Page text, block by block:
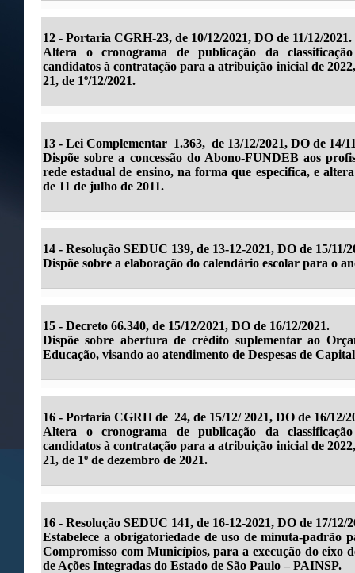
12 - Portaria CGRH-23, de 10/12/2021, DO de 11/12/2021.
Altera o cronograma de publicação da
candidatos à contratação para a atribuição inicial de
21, de 1º/12/2021.
13 - Lei Complementar 1.363, de 13/12/2021, DO de 14/
Dispõe sobre a concessão do Abono-FUNDEB aos
rede estadual de ensino, na forma que especifica, e
de 11 de julho de 2011.
14 - Resolução SEDUC 139, de 13-12-2021, DO de 15/11/
Dispõe sobre a elaboração do calendário escolar para o
15 - Decreto 66.340, de 15/12/2021, DO de 16/12/2021.
Dispõe sobre abertura de crédito suplementar ao
Educação, visando ao atendimento de Despesas de
16 - Portaria CGRH de 24, de 15/12/ 2021, DO de 16/12/
Altera o cronograma de publicação da
candidatos à contratação para a atribuição inicial de
21, de 1º de dezembro de 2021.
16 - Resolução SEDUC 141, de 16-12-2021, DO de 17/12/
Estabelece a obrigatoriedade de uso de minuta-padrão
Compromisso com Municípios, para a execução do eixo
de Ações Integradas do Estado de São Paulo – PAINSP.